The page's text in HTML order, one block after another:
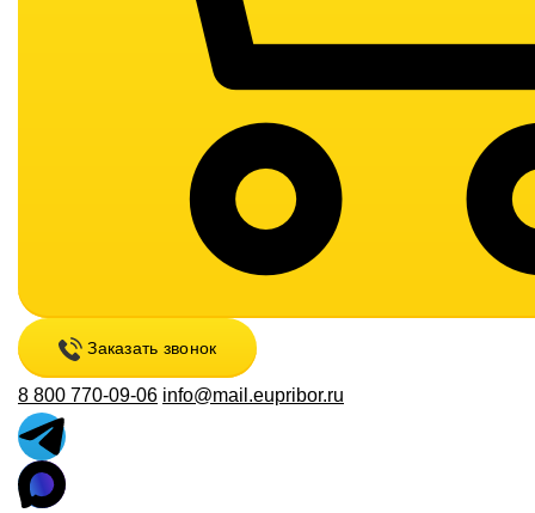
Заказать звонок
8 800 770-09-06 info@mail.eupribor.ru